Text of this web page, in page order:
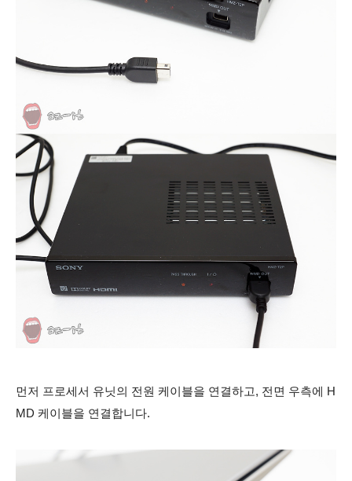
먼저 프로세서 유닛의 전원 케이블을 연결하고, 전면 우측에 H
MD 케이블을 연결합니다.